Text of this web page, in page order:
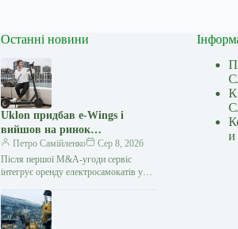
Останні новини
Uklon придбав e-Wings і
вийшов на ринок
електросамокатів
Петро Самійленко
Сер 8, 2026
Після першої M&A-угоди сервіс
інтегрує оренду електросамокатів у
екосистему міської мобільності
Українська технологічна компанія
Uklon завершила…
и